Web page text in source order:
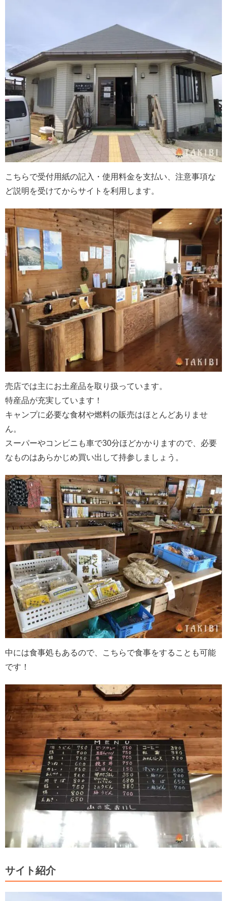
こちらで受付用紙の記入・使用料金を支払い、注意事項な
ど説明を受けてからサイトを利用します。
売店では主にお土産品を取り扱っています。
特産品が充実しています！
キャンプに必要な食材や燃料の販売はほとんどありませ
ん。
スーパーやコンビニも車で30分ほどかかりますので、必要
なものはあらかじめ買い出して持参しましょう。
中には食事処もあるので、こちらで食事をすることも可能
です！
サイト紹介